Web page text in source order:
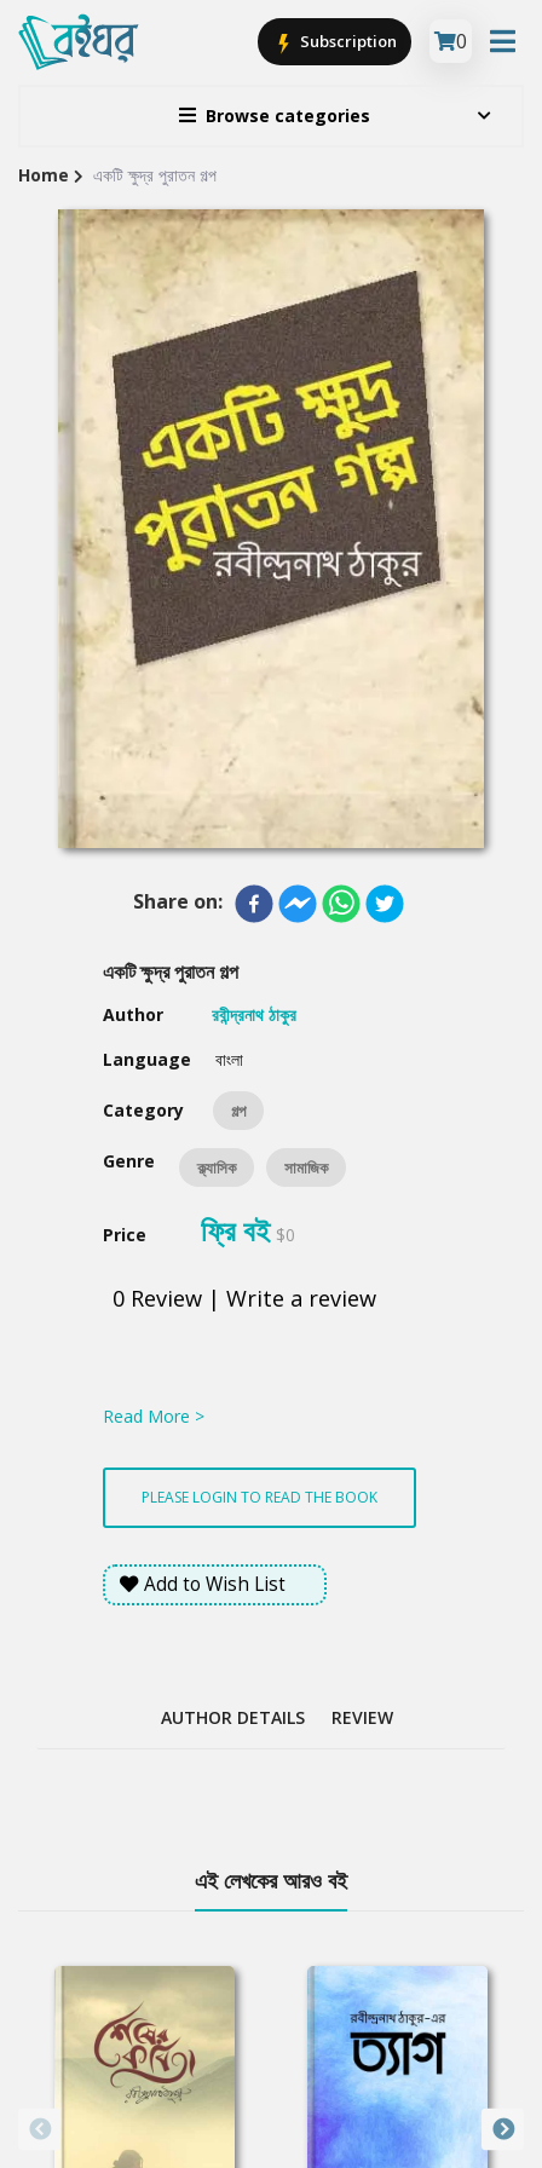
Browse categories
Subscription 0
Site
Breadcrumb
Home একটি ক্ষুদ্র পুরাতন গল্প
Share on:
একটি ক্ষুদ্র পুরাতন গল্প
Author
রবীন্দ্রনাথ ঠাকুর
Language
বাংলা
Category গল্প
Genre ক্ল্যাসিক সামাজিক
Price ফ্রি বই $0
0 Review | Write a review
Read More >
PLEASE LOGIN TO READ THE BOOK
Add to Wish List
AUTHOR DETAILS REVIEW
এই লেখকের আরও বই